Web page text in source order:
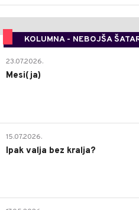
KOLUMNA - NEBOJŠA
23.07.2026.
Mesi(ja)
15.07.2026.
Ipak valja bez kralja?